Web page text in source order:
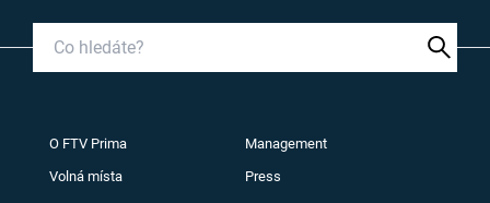
O FTV Prima Management
Volná místa Press